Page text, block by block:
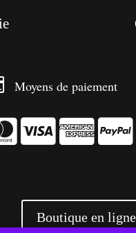
Moyens de paiement
 
Boutique en ligne